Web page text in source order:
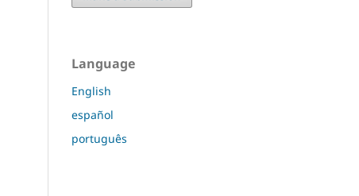
Language
English
español
português